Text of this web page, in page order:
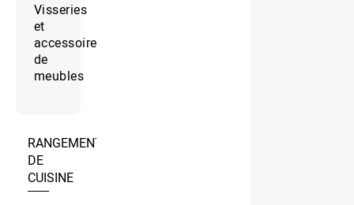
Visseries
et
accessoires
de
meubles
RANGEMENT
DE
CUISINE